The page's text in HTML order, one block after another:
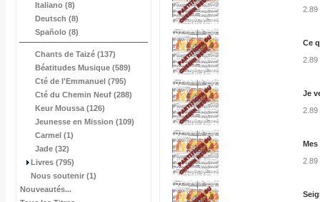
Italiano (8)
Deutsch (8)
Spañolo (8)
Chants de Taizé (137)
Béatitudes Musique (589)
Cté de l'Emmanuel (795)
Cté du Chemin Neuf (288)
Keur Moussa (126)
Jeunesse en Mission (109)
Carmel (1)
Jade (32)
Livres (795)
Nous soutenir (1)
Nouveautés...
2.89
Ce
2.89
Je
2.89
2.89